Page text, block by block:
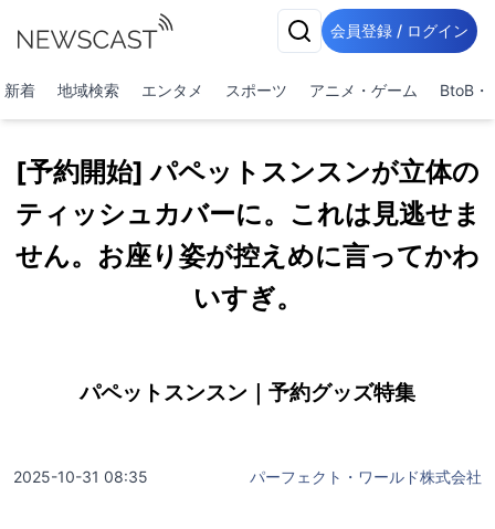
会員登録 / ログイン
新着 地域検索 エンタメ スポーツ アニメ・ゲーム BtoB・
[予約開始] パペットスンスンが立体の
ティッシュカバーに。これは見逃せま
せん。お座り姿が控えめに言ってかわ
いすぎ。
パペットスンスン｜予約グッズ特集
2025-10-31 08:35 パーフェクト・ワールド株式会社